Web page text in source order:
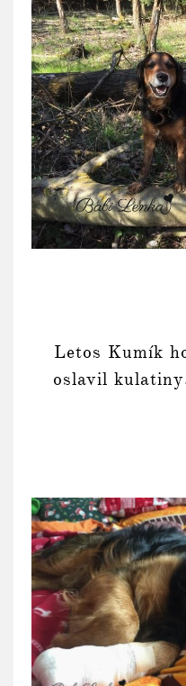
Letos Kumík
oslavil